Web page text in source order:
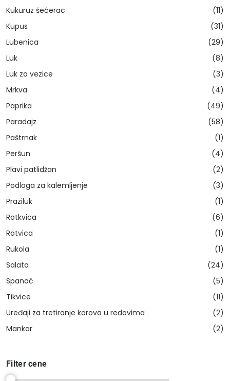
Kukuruz šećerac
(11)
Kupus
(31)
Lubenica
(29)
Luk
(8)
Luk za vezice
(3)
Mrkva
(4)
Paprika
(49)
Paradajz
(58)
Paštrnak
(1)
Peršun
(4)
Plavi patlidžan
(2)
Podloga za kalemljenje
(3)
Praziluk
(1)
Rotkvica
(6)
Rotvica
(1)
Rukola
(1)
Salata
(24)
Spanać
(5)
Tikvice
(11)
Uređaji za tretiranje korova u redovima
(2)
Mankar
(2)
Filter cene